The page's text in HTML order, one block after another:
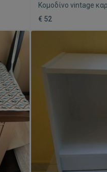
Κομοδίνο vintage
σε άριστη κατάσταση
€ 52